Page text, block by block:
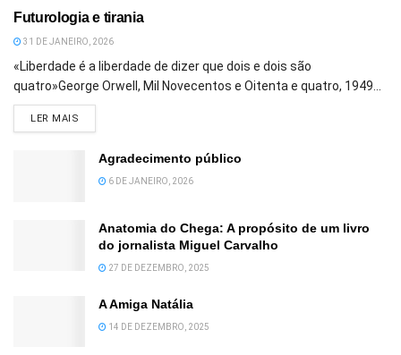
Futurologia e tirania
31 DE JANEIRO, 2026
«Liberdade é a liberdade de dizer que dois e dois são
quatro»George Orwell, Mil Novecentos e Oitenta e quatro, 1949...
LER MAIS
Agradecimento público
6 DE JANEIRO, 2026
Anatomia do Chega: A propósito de um livro
do jornalista Miguel Carvalho
27 DE DEZEMBRO, 2025
A Amiga Natália
14 DE DEZEMBRO, 2025